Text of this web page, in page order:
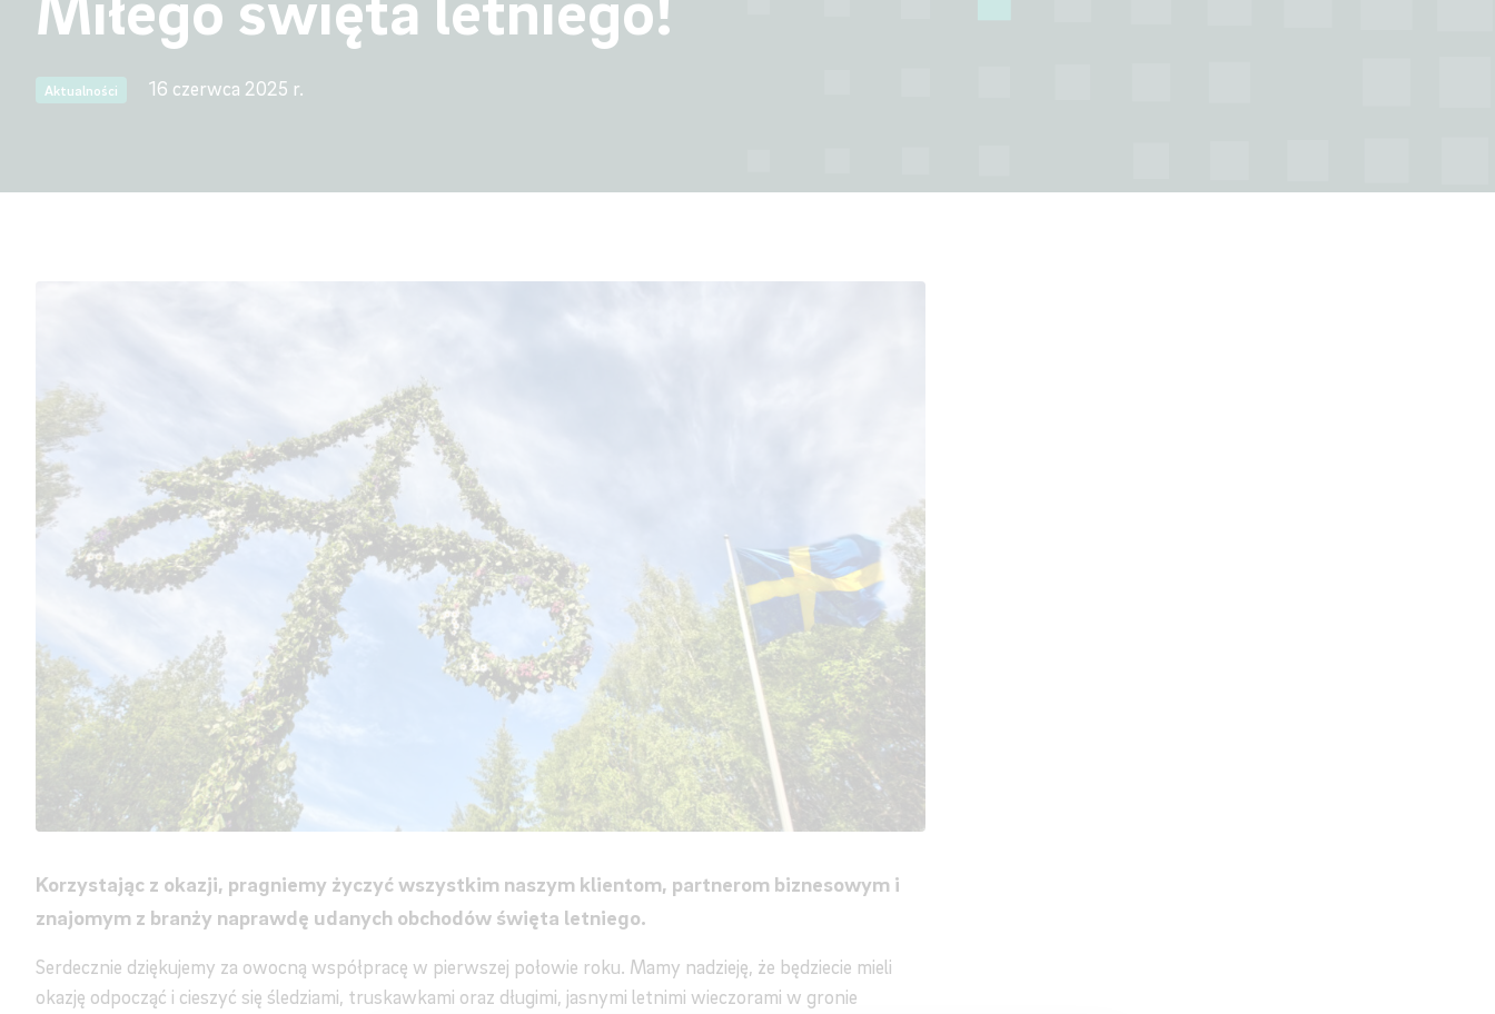
Aktualności 16 czerwca 2025 r.
Korzystając z okazji, pragniemy życzyć wszystkim naszym klientom, partnerom biznesowym i
znajomym z branży naprawdę udanych obchodów święta letniego.
Serdecznie dziękujemy za owocną współpracę w pierwszej połowie roku. Mamy nadzieję, że będziecie mieli
okazję odpocząć i cieszyć się śledziami, truskawkami oraz długimi, jasnymi letnimi wieczorami w gronie